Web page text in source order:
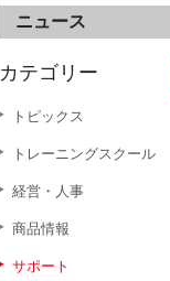
ニュース
カテゴリー
トピックス
トレーニングスクール
経営・人事
商品情報
サポート